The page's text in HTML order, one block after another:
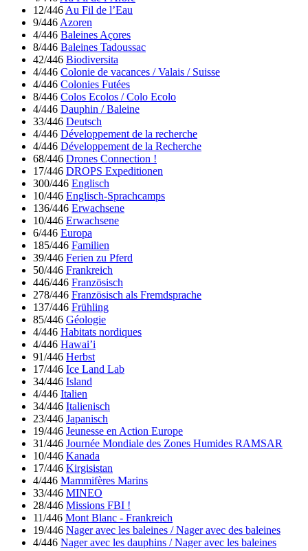
12/446Au Fil de l’Eau
9/446Azoren
4/446 Baleines Açores
8/446 Baleines Tadoussac
42/446 Biodiversita
4/446 Colonie de vacances / Valais / Suisse
4/446 Colonies Futées
8/446 Colos Ecolos / Colo Ecolo
4/446 Dauphin / Baleine
33/446 Deutsch
4/446 Développement de la recherche
4/446 Développement de la Recherche
68/446 Drones Connection !
17/446 DROPS Expeditionen
300/446 Englisch
10/446 Englisch-Sprachcamps
136/446 Erwachsene
10/446 Erwachsene
6/446 Europa
185/446 Familien
39/446 Ferien zu Pferd
50/446 Frankreich
446/446 Französisch
278/446 Französisch als Fremdsprache
137/446 Frühling
85/446 Géologie
4/446 Habitats nordiques
4/446 Hawai’i
91/446 Herbst
17/446 Ice Land Lab
34/446 Island
4/446 Italien
34/446 Italienisch
23/446 Japanisch
19/446 Jeunesse en Action Europe
31/446 Journée Mondiale des Zones Humides RAMSAR
10/446 Kanada
17/446 Kirgisistan
4/446 Mammifères Marins
33/446 MINEO
28/446 Missions FBI !
11/446 Mont Blanc - Frankreich
19/446 Nager avec les baleines / Nager avec des baleines
4/446 Nager avec les dauphins / Nager avec les baleines